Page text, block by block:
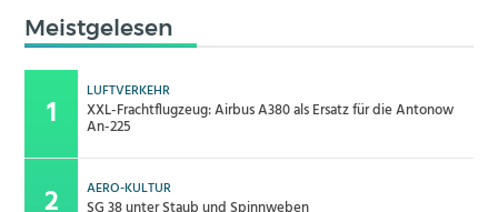
Meistgelesen
LUFTVERKEHR
XXL-Frachtflugzeug: Airbus A380 als Ersatz für die Antonow
An-225
AERO-KULTUR